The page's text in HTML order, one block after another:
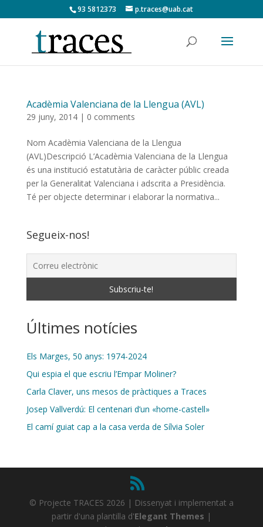
93 5812373 p.traces@uab.cat
Acadèmia Valenciana de la Llengua (AVL)
29 juny, 2014| 0 comments
Nom Acadèmia Valenciana de la Llengua
(AVL)Descripció L’Acadèmia Valenciana de la Llengua
és una institució estatutària de caràcter públic creada
per la Generalitat Valenciana i adscrita a Presidència.
Té per objecte determinar i elaborar la normativa...
Segueix-nos!
Últimes notícies
Els Marges, 50 anys: 1974-2024
Qui espia el que escriu l’Empar Moliner?
Carla Claver, uns mesos de pràctiques a Traces
Josep Vallverdú: El centenari d’un «home-castell»
El camí guiat cap a la casa verda de Sílvia Soler
© Projecte TRACES 2026 | Dissenyat i implementat a
partir d'una plantilla d'Elegant Themes |